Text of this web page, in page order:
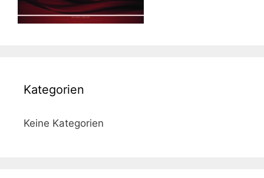
Kategorien
Keine Kategorien